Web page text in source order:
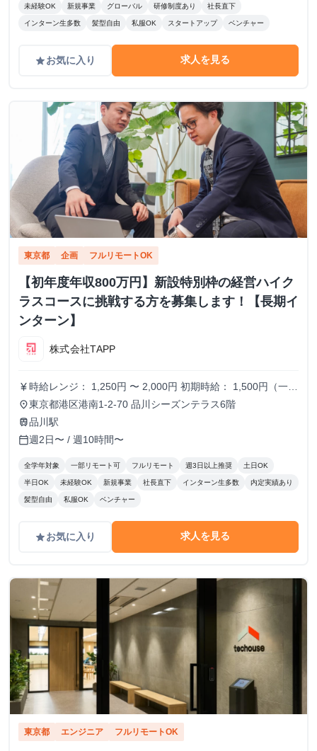
未経験OK 新規事業 グローバル 研修制度あり 社長直下
インターン生多数 髪型自由 私服OK スタートアップ ベンチャー
gradeお気に入り 求人を見る
東京都 企画 フルリモートOK
【初年度年収800万円】新設特別枠の経営ハイク
ラスコースに挑戦する方を募集します！【長期イ
ンターン】
株式会社TAPP
currency_yen 時給レンジ： 1,250円 〜 2,000円 初期時給： 1,500円（一律
スタート） 改定タイミング： 3ヶ月ごとの契約更新時 評価
基準： 以下の4項目を5段階でスコアリングし、時給を決
待を大きく上回り、社員と同等のバリューを発揮。 A評価：
期待通り。安定して高品質な成果を出している。（※現状維
範囲の縮小や、当初想定していたスキルレベルに達していな
い場合に適用します。
place東京都港区港南1-2-70 品川シーズンテラス6階
train品川駅
calendar_today週2日〜 / 週10時間〜
全学年対象 一部リモート可 フルリモート 週3日以上推奨 土日OK
半日OK 未経験OK 新規事業 社長直下 インターン生多数 内定実績あり
髪型自由 私服OK ベンチャー
gradeお気に入り 求人を見る
東京都 エンジニア フルリモートOK